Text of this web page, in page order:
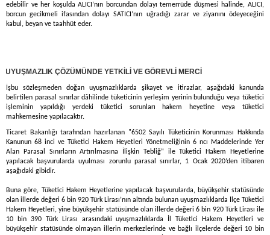
edebilir ve her koşulda ALICI’nın borcundan dolayı temerrüde düşmesi halinde, ALICI,
borcun gecikmeli ifasından dolayı SATICI’nın uğradığı zarar ve ziyanını ödeyeceğini
kabul, beyan ve taahhüt eder.
UYUŞMAZLIK ÇÖZÜMÜNDE YETKİLİ VE GÖREVLİ MERCİ
İşbu sözleşmeden doğan uyuşmazlıklarda şikayet ve itirazlar, aşağıdaki kanunda
belirtilen parasal sınırlar dâhilinde tüketicinin yerleşim yerinin bulunduğu veya tüketici
işleminin yapıldığı yerdeki tüketici sorunları hakem heyetine veya tüketici
mahkemesine yapılacaktır.
Ticaret Bakanlığı tarafından hazırlanan "6502 Sayılı Tüketicinin Korunması Hakkında
Kanunun 68 inci ve Tüketici Hakem Heyetleri Yönetmeliğinin 6 ncı Maddelerinde Yer
Alan Parasal Sınırların Artırılmasına İlişkin Tebliğ” ile Tüketici Hakem Heyetlerine
yapılacak başvurularda uyulması zorunlu parasal sınırlar, 1 Ocak 2020’den itibaren
aşağıdaki gibidir.
Buna göre, Tüketici Hakem Heyetlerine yapılacak başvurularda, büyükşehir statüsünde
olan illerde değeri 6 bin 920 Türk Lirası’nın altında bulunan uyuşmazlıklarda İlçe Tüketici
Hakem Heyetleri, yine büyükşehir statüsünde olan illerde değeri 6 bin 920 Türk Lirası ile
10 bin 390 Türk Lirası arasındaki uyuşmazlıklarda İl Tüketici Hakem Heyetleri ve
büyükşehir statüsünde olmayan illerin merkezlerinde ve bağlı ilçelerde değeri 10 bin